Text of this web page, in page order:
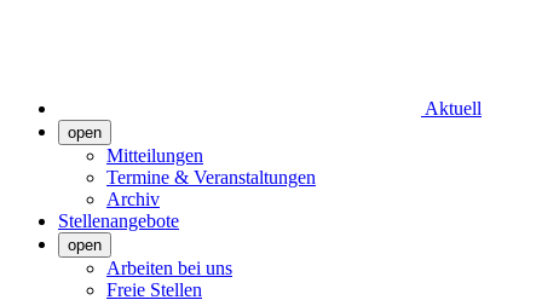
Aktuell
open
Mitteilungen
Termine & Veranstaltungen
Archiv
Stellenangebote
open
Arbeiten bei uns
Freie Stellen